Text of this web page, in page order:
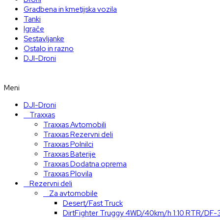
Gradbena in kmetijska vozila
Tanki
Igrače
Sestavljanke
Ostalo in razno
DJI-Droni
Meni
DJI-Droni
Traxxas
Traxxas Avtomobili
Traxxas Rezervni deli
Traxxas Polnilci
Traxxas Baterije
Traxxas Dodatna oprema
Traxxas Plovila
Rezervni deli
Za avtomobile
Desert/Fast Truck
DirtFighter Truggy 4WD/40km/h 1:10 RTR/DF-